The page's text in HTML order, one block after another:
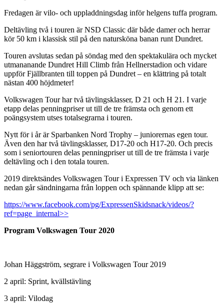
Fredagen är vilo- och uppladdningsdag inför helgens tuffa program.
Deltävling två i touren är NSD Classic där både damer och herrar
kör 50 km i klassisk stil på den natursköna banan runt Dundret.
Touren avslutas sedan på söndag med den spektakulära och mycket
utmananande Dundret Hill Climb från Hellnerstadion och vidare
uppför Fjällbranten till toppen på Dundret – en klättring på totalt
nästan 400 höjdmeter!
Volkswagen Tour har två tävlingsklasser, D 21 och H 21. I varje
etapp delas penningpriser ut till de tre främsta och genom ett
poängsystem utses totalsegrarna i touren.
Nytt för i år är Sparbanken Nord Trophy – juniorernas egen tour.
Även den har två tävlingsklasser, D17-20 och H17-20. Och precis
som i seniortouren delas penningpriser ut till de tre främsta i varje
deltävling och i den totala touren.
2019 direktsändes Volkswagen Tour i Expressen TV och via länken
nedan går sändningarna från loppen och spännande klipp att se:
https://www.facebook.com/pg/ExpressenSkidsnack/videos/?
ref=page_internal>>
Program Volkswagen Tour 2020
Johan Häggström, segrare i Volkswagen Tour 2019
2 april: Sprint, kvällstävling
3 april: Vilodag